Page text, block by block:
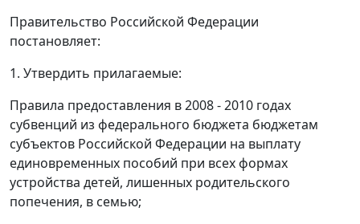
Правительство Российской Федерации
постановляет:
1. Утвердить прилагаемые:
Правила предоставления в 2008 - 2010 годах
субвенций из федерального бюджета бюджетам
субъектов Российской Федерации на выплату
единовременных пособий при всех формах
устройства детей, лишенных родительского
попечения, в семью;